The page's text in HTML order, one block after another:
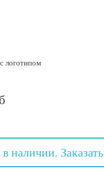
логотипом
наличии. Заказать